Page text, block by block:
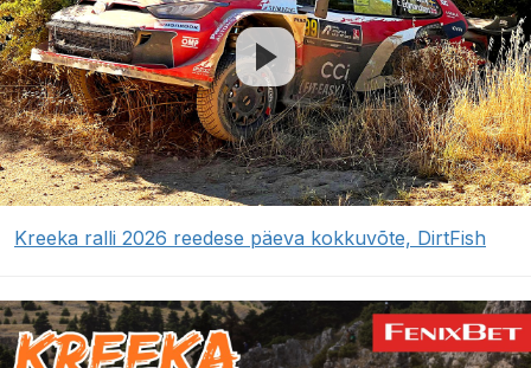
Kreeka ralli 2026 reedese päeva kokkuvõte, DirtFish